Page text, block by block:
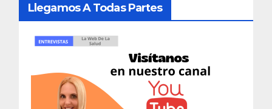
Llegamos A Todas Partes